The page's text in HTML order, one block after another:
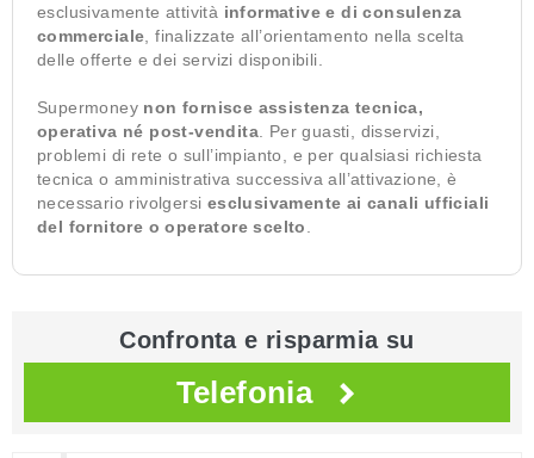
esclusivamente attività informative e di consulenza
commerciale , finalizzate all’orientamento nella scelta
delle offerte e dei servizi disponibili.
Supermoney non fornisce assistenza tecnica,
operativa né post-vendita . Per guasti, disservizi,
problemi di rete o sull’impianto, e per qualsiasi richiesta
tecnica o amministrativa successiva all’attivazione, è
necessario rivolgersi esclusivamente ai canali ufficiali
del fornitore o operatore scelto
Confronta e risparmia su
Telefonia